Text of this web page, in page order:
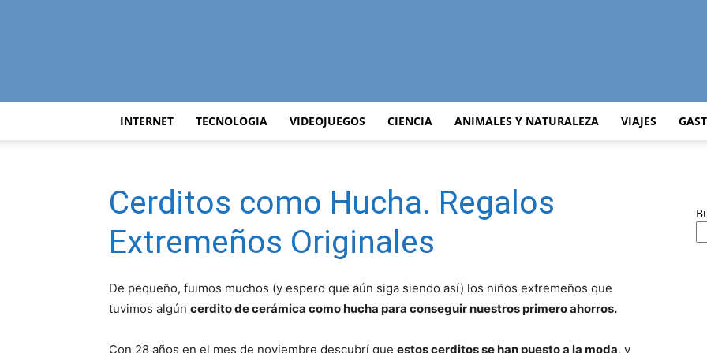
Curiosidades
Curiosas
del
INTERNET TECNOLOGIA VIDEOJUEGOS CIENCIA ANIMALES Y NATURALEZA VIAJES
Cerditos como Hucha. Regalos
Extremeños Originales
De pequeño, fuimos muchos (y espero que aún siga siendo así) los niños extremeños que
tuvimos algún cerdito de cerámica como hucha para conseguir nuestros primero ahorros.
Con 28 años en el mes de noviembre descubrí que estos cerditos se han puesto a la moda, y